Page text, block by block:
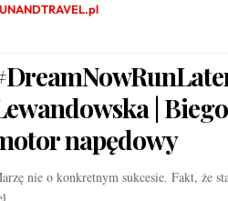
|
napędowy
nie o konkretnym sukcesie. Fakt, że